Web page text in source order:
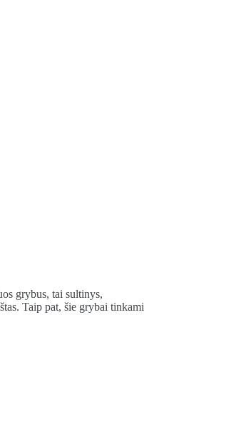
grybus, tai sultinys,
Taip pat, šie grybai tinkami